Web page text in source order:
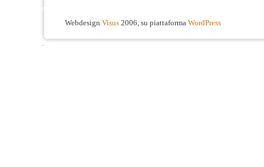
Webdesign Visus 2006, su piattaforma WordPress